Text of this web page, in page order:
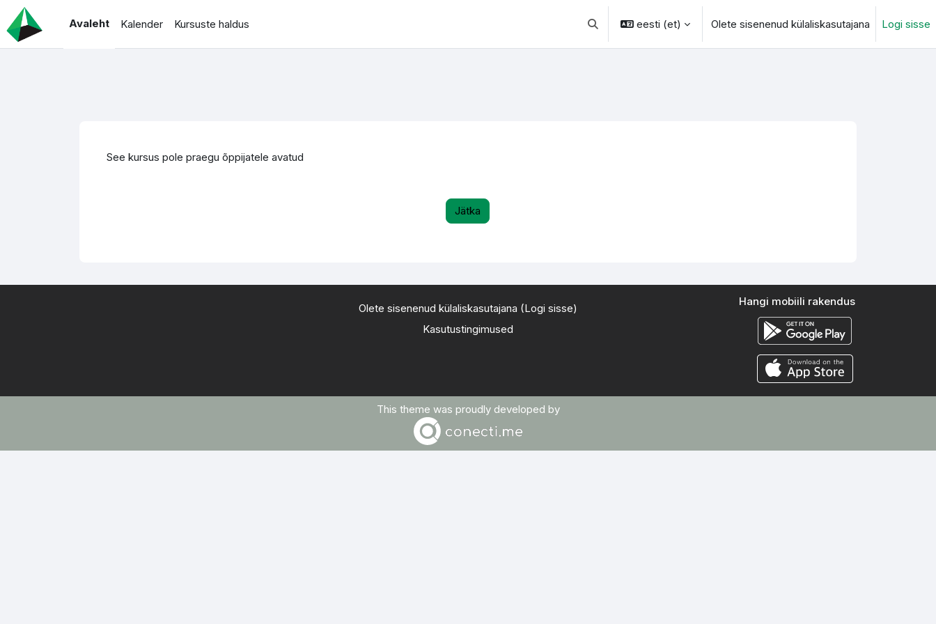
Jäta vahele peasisuni
Avaleht
Kalender Kursuste haldus Lülitab otsingu sisendi
eesti ‎(et)‎ Olete sisenenud külaliskasutajana Logi sisse
See kursus pole praegu õppijatele avatud
Jätka
Olete sisenenud külaliskasutajana (Logi sisse)
Kasutustingimused
Hangi mobiili rakendus
This theme was proudly developed by